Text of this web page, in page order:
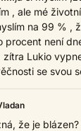
, ale mé
na 99 % ,
procent není
Lukio
se svou
že je